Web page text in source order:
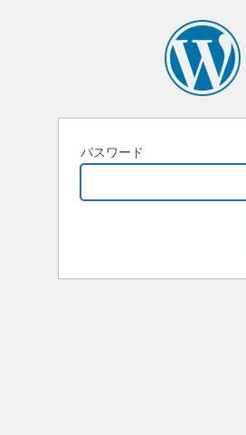
パスワード